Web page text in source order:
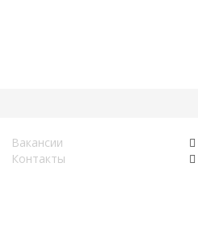
Вакансии
Контакты